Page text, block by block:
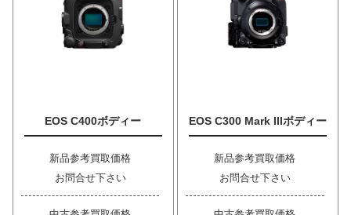
EOS C400ボディー
新品参考買取価格
お問合せ下さい
EOS C300 Mark IIIボディー
新品参考買取価格
お問合せ下さい